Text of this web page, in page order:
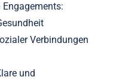
Verbindungen
und